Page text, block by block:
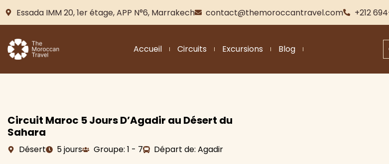
Essada IMM 20, 1er étage, APP N°6, Marrakech contact@themoroccantravel.com +212
Accueil Circuits Excursions Blog
Circuit Maroc 5 Jours D’Agadir au Désert du
Sahara
Désert 5 jours Groupe: 1 - 7 Départ de: Agadir